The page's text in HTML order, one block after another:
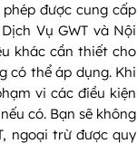
được cung cấp
Vụ GWT và Nội
khác cần thiết cho
có thể áp dụng. Khi
vi các điều kiện
có. Bạn sẽ không
ngoại trừ được quy